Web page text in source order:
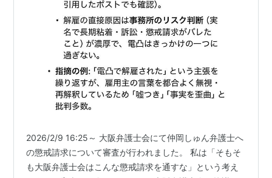
2026/2/9 16:25～ 大阪弁護士会にて仲岡しゅん弁護士へ
の懲戒請求について審査が行われました。 私は「そもそ
も大阪弁護士会はこんな懲戒請求を通すな」という考え